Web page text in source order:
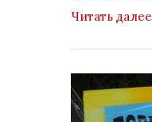
Читать далее